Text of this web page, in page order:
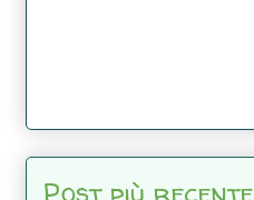
Post più recente